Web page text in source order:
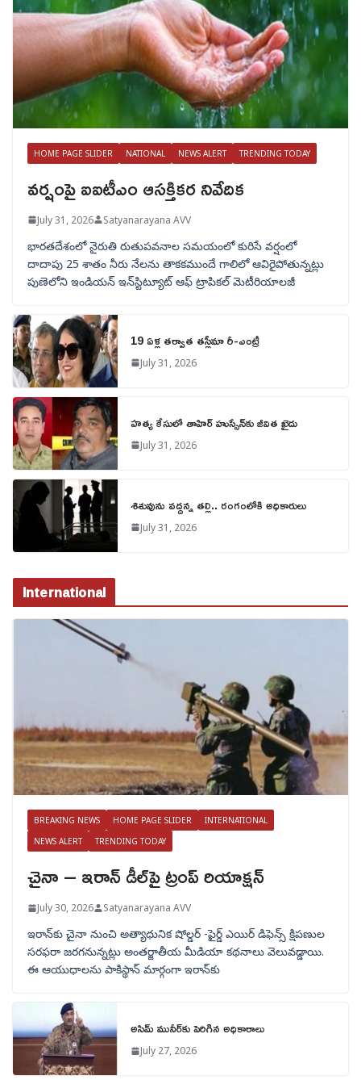
HOME PAGE SLIDER NATIONAL NEWS ALERT TRENDING TODAY
వర్షంపై ఐఐటీఎం ఆసక్తికర నివేదిక
July 31, 2026 Satyanarayana AVV
భారతదేశంలో నైరుతి రుతుపవనాల సమయంలో కురిసే వర్షంలో
దాదాపు 25 శాతం నీరు నేలను తాకకముందే గాలిలో ఆవిరైపోతున్నట్లు
పుణెలోని ఇండియన్ ఇన్‌స్టిట్యూట్ ఆఫ్ ట్రాపికల్ మెటీరియాలజీ
19 ఏళ్ల తర్వాత తస్లీమా రీ-ఎంట్రీ
July 31, 2026
హత్య కేసులో తాహిర్ హుస్సేన్‌కు జీవిత ఖైదు
July 31, 2026
శిశువును వద్దన్న తల్లి.. రంగంలోకి అధికారులు
July 31, 2026
International
BREAKING NEWS HOME PAGE SLIDER
INTERNATIONAL
NEWS ALERT
TRENDING TODAY
చైనా – ఇరాన్ డీల్‌పై ట్రంప్ రియాక్షన్
July 30, 2026 Satyanarayana AVV
ఇరాన్‌కు చైనా నుంచి అత్యాధునిక షోల్డర్‌ -ఫైర్డ్ ఎయిర్ డిఫెన్స్ క్షిపణుల
సరఫరా జరగనున్నట్లు అంతర్జాతీయ మీడియా కథనాలు వెలువడ్డాయి.
ఈ ఆయుధాలను పాకిస్థాన్‌ మార్గంగా ఇరాన్‌కు
అసిమ్ మునీర్‌కు పెరిగిన అధికారాలు
July 27, 2026